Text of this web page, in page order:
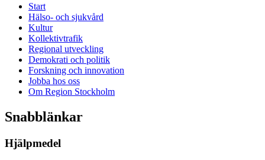
Start
Hälso- och sjukvård
Kultur
Kollektivtrafik
Regional utveckling
Demokrati och politik
Forskning och innovation
Jobba hos oss
Om Region Stockholm
Snabblänkar
Hjälpmedel